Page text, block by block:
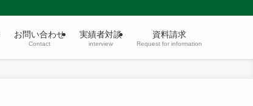
お問い合わせ
Contact
実績者対談
interview
資料請求
Request for information